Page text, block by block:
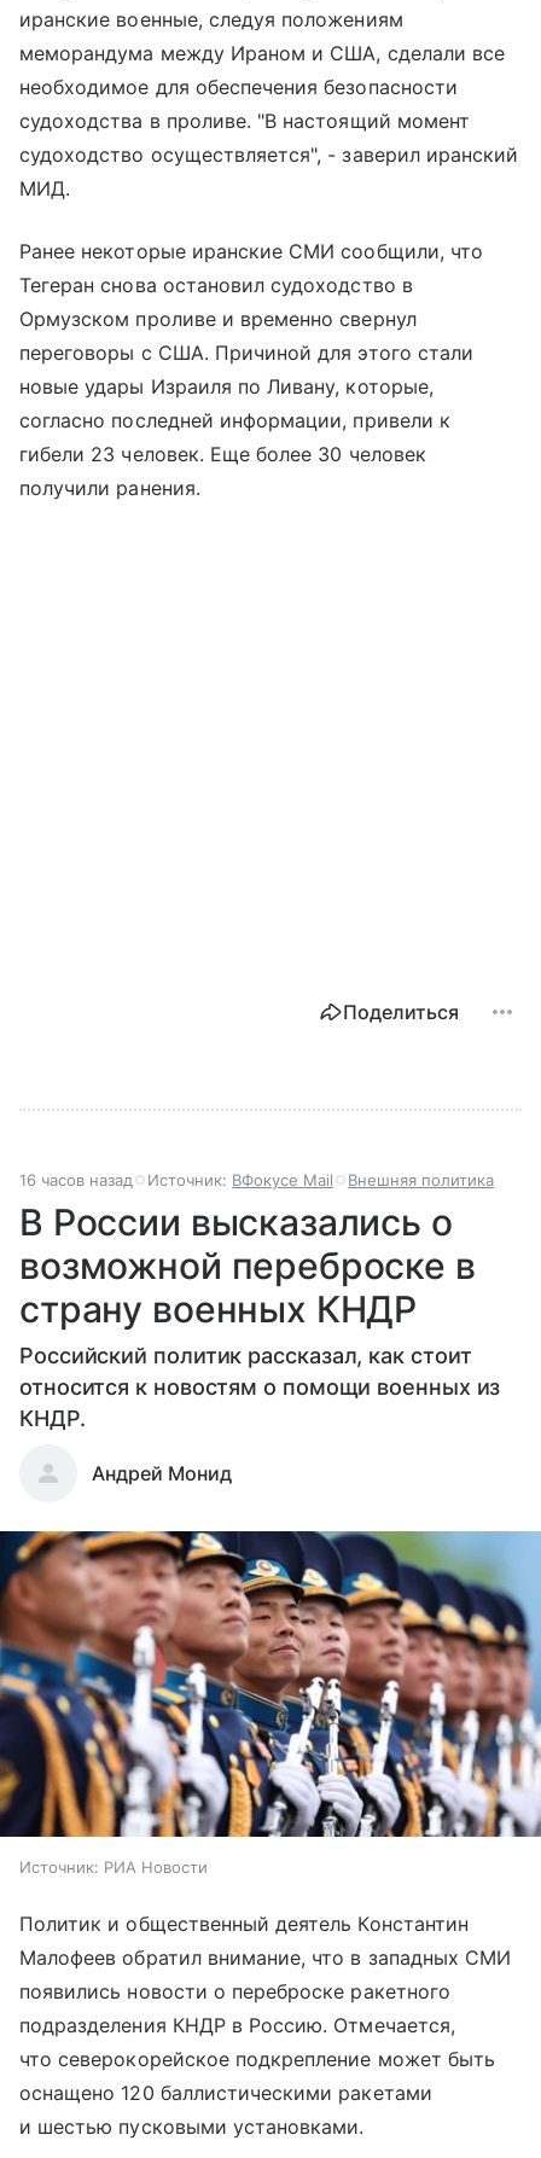
иранские военные, следуя положениям
меморандума между Ираном и США, сделали все
необходимое для обеспечения безопасности
судоходства в проливе. "В настоящий момент
судоходство осуществляется", - заверил иранский
МИД.
Ранее некоторые иранские СМИ сообщили, что
Тегеран снова остановил судоходство в
Ормузском проливе и временно свернул
переговоры с США. Причиной для этого стали
новые удары Израиля по Ливану, которые,
согласно последней информации, привели к
гибели 23 человек. Еще более 30 человек
получили ранения.
Поделиться
16 часов назад Источник: ВФокусе Mail Внешняя политика
В России высказались о
возможной переброске в
страну военных КНДР
Российский политик рассказал, как стоит
относится к новостям о помощи военных из
КНДР.
Андрей Монид
Источник: РИА Новости
Политик и общественный деятель Константин
Малофеев обратил внимание, что в западных СМИ
появились новости о переброске ракетного
подразделения КНДР в Россию. Отмечается,
что северокорейское подкрепление может быть
оснащено 120 баллистическими ракетами
и шестью пусковыми установками.